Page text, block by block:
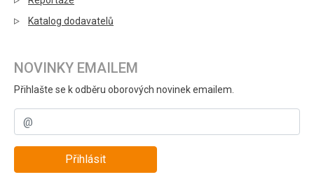
Katalog dodavatelů
NOVINKY EMAILEM
Přihlašte se k odběru oborových novinek emailem.
Přihlásit